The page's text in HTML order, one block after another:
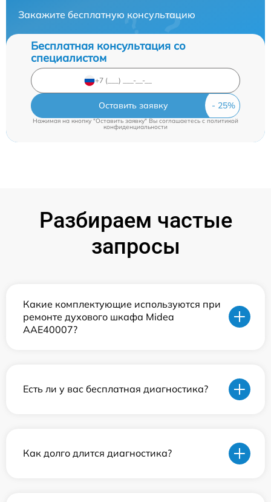
Закажите бесплатную консультацию
Бесплатная консультация со
специалистом
Оставить заявку
Нажимая на кнопку "Оставить заявку" Вы соглашаетесь cполитикой
конфиденциальности
Разбираем частые
запросы
Какие комплектующие используются при
ремонте духового шкафа Midea
AAE40007?
Есть ли у вас бесплатная диагностика?
Как долго длится диагностика?